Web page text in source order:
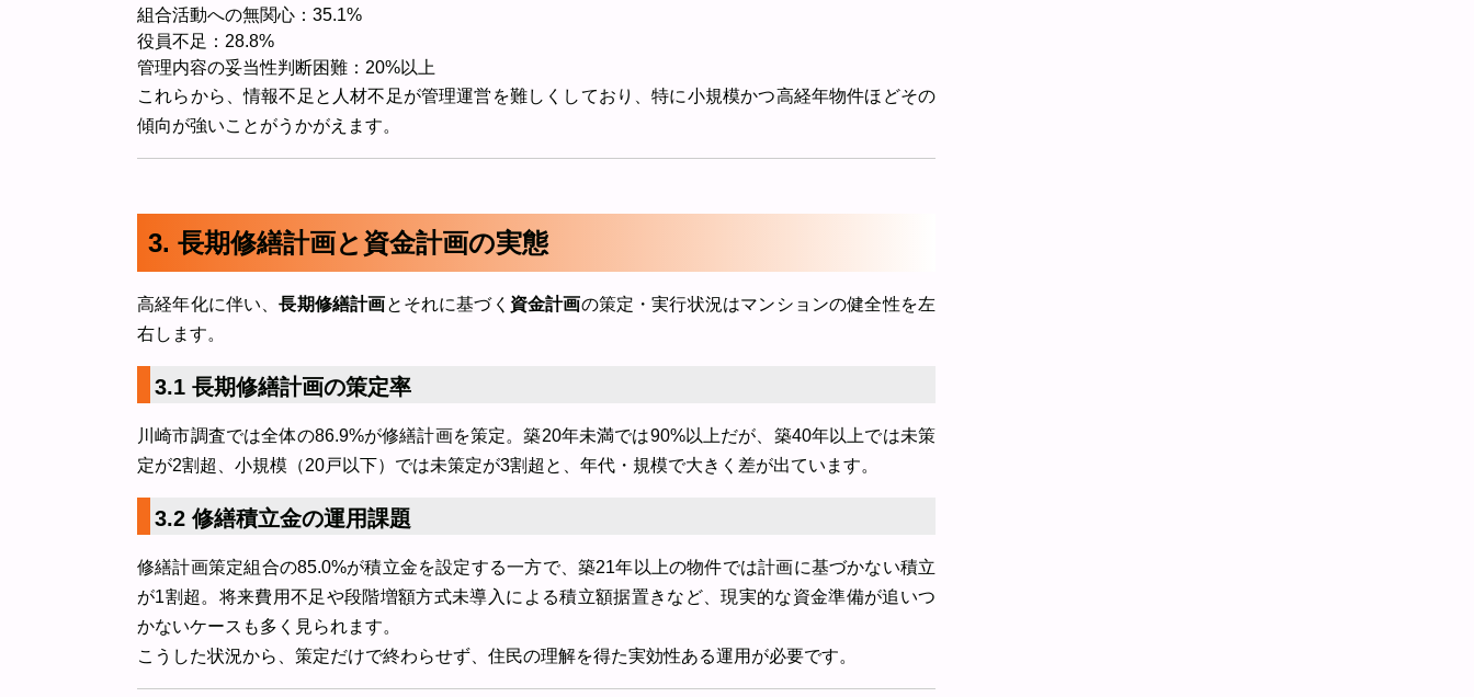
組合活動への無関心：35.1%
役員不足：28.8%
管理内容の妥当性判断困難：20%以上
これらから、情報不足と人材不足が管理運営を難しくしており、特に小規模かつ高経年物件ほどその
傾向が強いことがうかがえます。
3. 長期修繕計画と資金計画の実態
高経年化に伴い、長期修繕計画とそれに基づく 資金計画の策定・実行状況はマンションの健全性を左
右します。
3.1 長期修繕計画の策定率
川崎市調査では全体の86.9%が修繕計画を策定。築20年未満では90%以上だが、築40年以上では未策
定が2割超、小規模（20戸以下）では未策定が3割超と、年代・規模で大きく差が出ています。
3.2 修繕積立金の運用課題
修繕計画策定組合の85.0%が積立金を設定する一方で、築21年以上の物件では計画に基づかない積立
が1割超。将来費用不足や段階増額方式未導入による積立額据置きなど、現実的な資金準備が追いつ
かないケースも多く見られます。
こうした状況から、策定だけで終わらせず、住民の理解を得た実効性ある運用が必要です。